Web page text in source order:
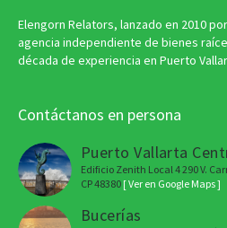
Elengorn Relators, lanzado en 2010
agencia independiente de bienes
década de experiencia en Puerto
Contáctanos en persona
Puerto Vallarta
Edificio Zenith Local 4 290 V.
CP 48380 [ Ver en Google Maps ]
Bucerías